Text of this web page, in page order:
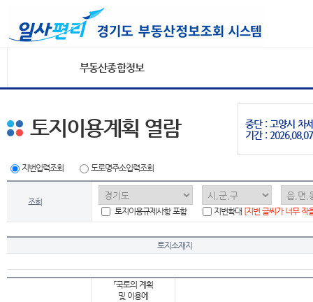
부동산종합정보
중단 : 고양시 차
기간 :
토지이용계획 열람
지번입력조회 도로명주소입력조회
조회
토지이용규제사항 포함
지번확대 [지번 글씨가 너무 작
토지소재지
「국토의 계획
및 이용에